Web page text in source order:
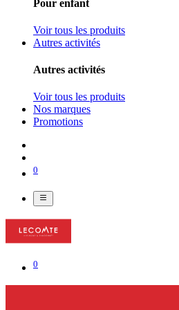
Pour enfant
Voir tous les produits
Autres activités
Autres activités
Voir tous les produits
Nos marques
Promotions
0
0